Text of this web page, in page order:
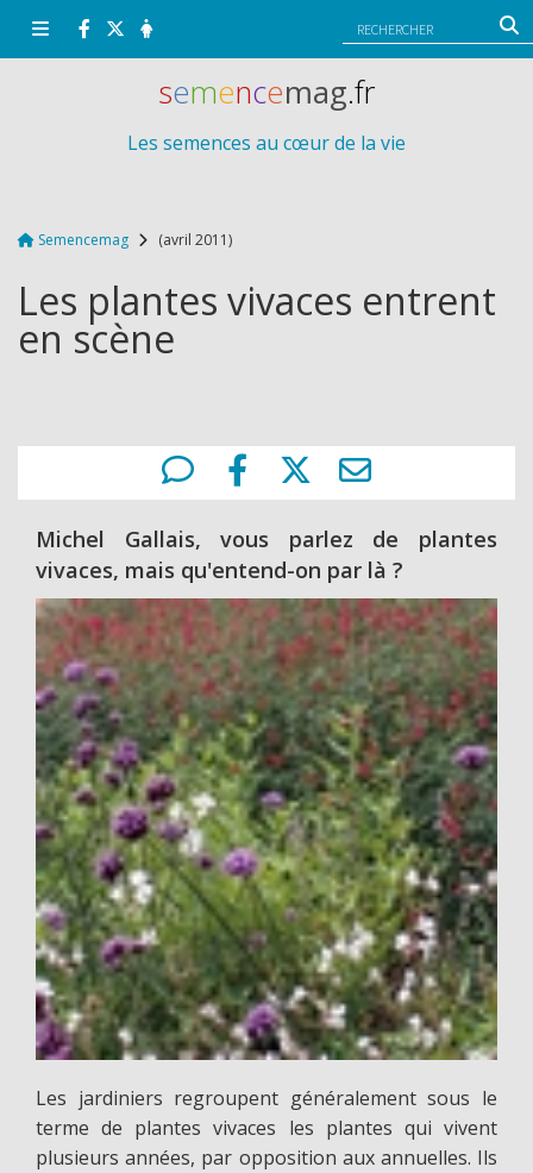
Semencemag (avril 2011)
Les plantes vivaces entrent
en scène
Michel Gallais, vous parlez de plantes
vivaces, mais qu'entend-on par là ?
Les jardiniers regroupent généralement sous le
terme de plantes vivaces les plantes qui vivent
plusieurs années, par opposition aux annuelles. Ils
semencemag.fr
Les semences au cœur de la vie
Panneau de gestion des cookies